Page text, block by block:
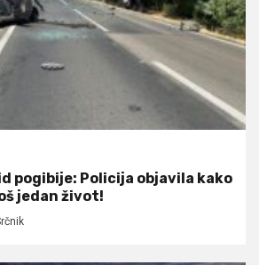
pogibije: Policija objavila kako
jedan život!